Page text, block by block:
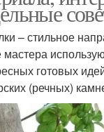
– стильное
готовых
(речных)